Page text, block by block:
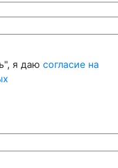
я даю согласие на